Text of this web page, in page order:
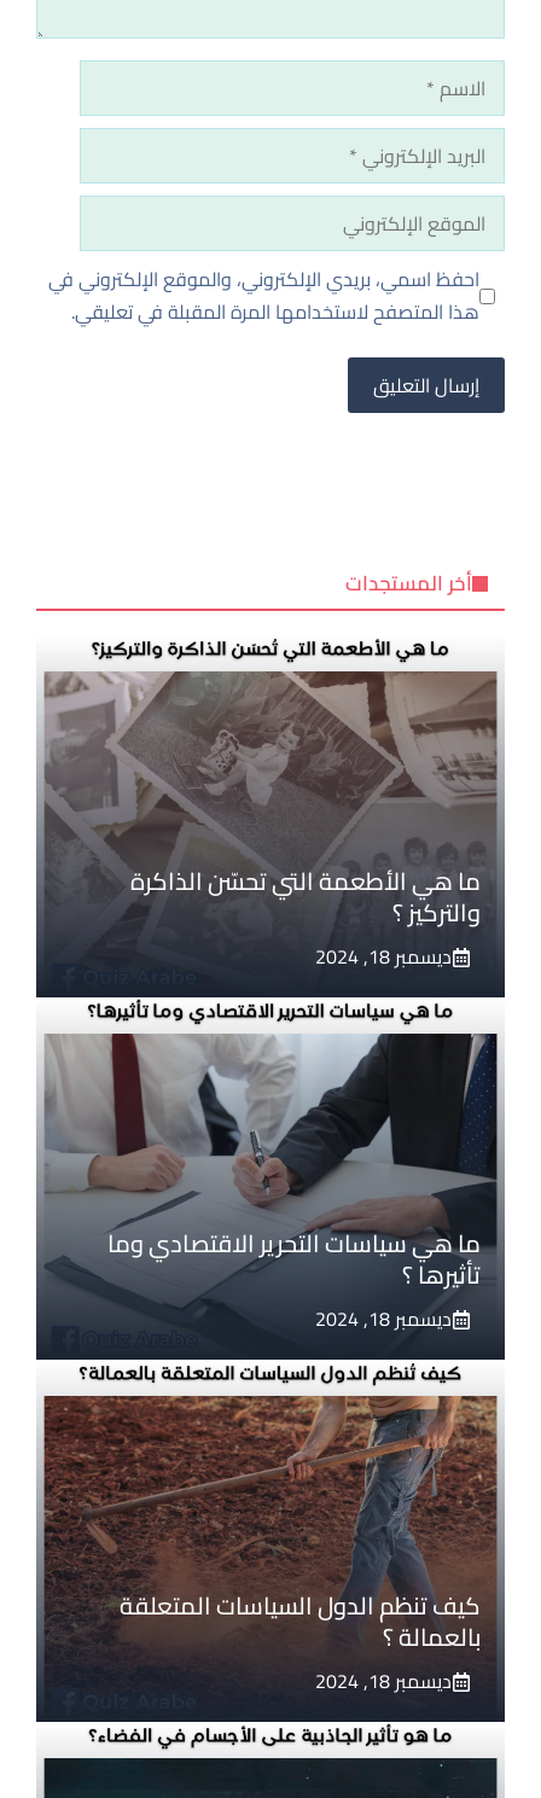
الاسم
البريد
الإلكتروني
الموقع
الإلكتروني
احفظ اسمي، بريدي الإلكتروني، والموقع الإلكتروني في
هذا المتصفح لاستخدامها المرة المقبلة في تعليقي.
أخر المستجدات
ما هي الأطعمة التي تحسّن الذاكرة
والتركيز ؟
ديسمبر 18, 2024
ما هي سياسات التحرير الاقتصادي وما
تأثيرها ؟
ديسمبر 18, 2024
كيف تنظم الدول السياسات المتعلقة
بالعمالة ؟
ديسمبر 18, 2024